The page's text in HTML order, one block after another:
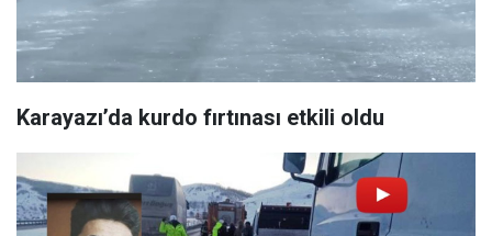
Karayazı’da kurdo fırtınası etkili oldu